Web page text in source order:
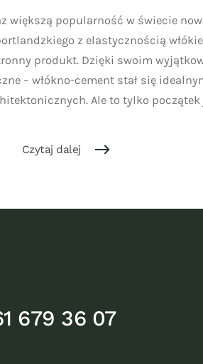
większą popularność w świecie
z elastycznością
produkt. Dzięki swoim
– włókno-cement stał się
Ale to tylko początek
Czytaj dalej
679 36 07